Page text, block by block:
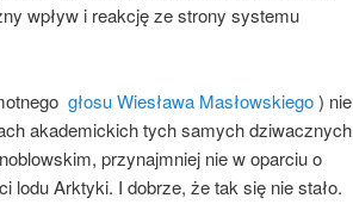
wpływ i reakcję ze strony systemu
głosu Wiesława Masłowskiego) nie
akademickich tych samych dziwacznych
przynajmniej nie w oparciu o
lodu Arktyki. I dobrze, że tak się nie stało.